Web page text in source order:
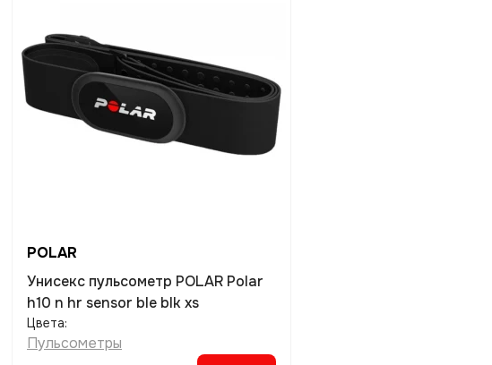
POLAR
Унисекс пульсометр POLAR Polar
h10 n hr sensor ble blk xs
Цвета:
Пульсометры